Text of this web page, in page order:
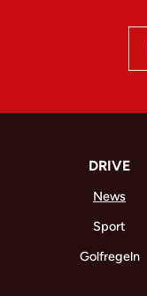
DRIVE
News
Sport
Golfregeln